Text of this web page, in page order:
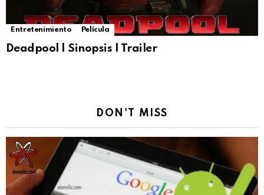
Entretenimiento Película
Deadpool | Sinopsis | Trailer
DON'T MISS